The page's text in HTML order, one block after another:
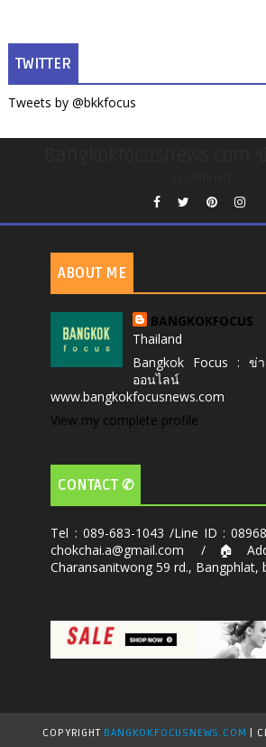
TWITTER
Tweets by @bkkfocus
ABOUT ME
BANGKOKFOCUS
Thailand
Bangkok Focus : ข่
ออนไลน์
www.bangkokfocusnews.com
View my complete profile
CONTACT ✆
Tel : 089-683-1043 /Line ID :
chokchai.a@gmail.com /
Charansanitwong 59 rd., Bangphlat,
COPYRIGHT BANGKOKFOCUSNEWS.COM |